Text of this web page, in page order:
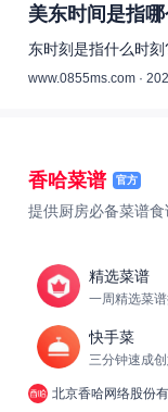
美东时间是指
东时刻是指什么时
www.0855ms.com ·
香哈菜谱 官方
提供厨房必备菜谱
精选菜谱
一周精选菜
快手菜
三分钟速成
北京香哈网络股份